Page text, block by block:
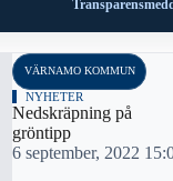
VÄRNAMO KOMMUN
NYHETER
Nedskräpning på
gröntipp
6 september, 2022